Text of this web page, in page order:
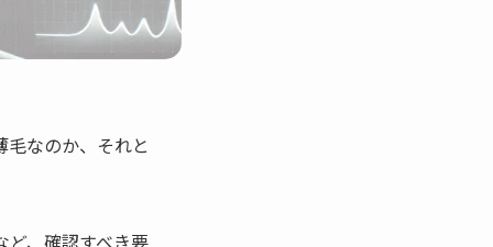
なのか、それと
ど、確認すべき要